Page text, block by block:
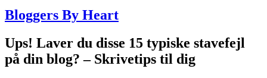
Bloggers By Heart
Ups! Laver du disse 15 typiske stavefejl
på din blog? – Skrivetips til dig